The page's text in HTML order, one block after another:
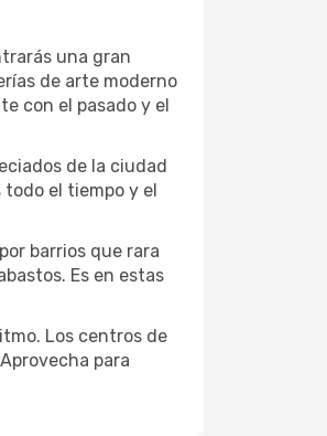
una gran
de arte moderno
con el pasado y el
de la ciudad
el tiempo y el
barrios que rara
Es en estas
Los centros de
para